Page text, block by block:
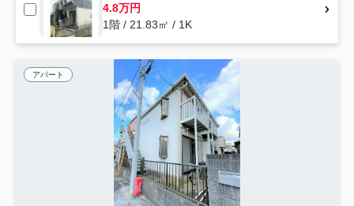
4.8万円
1階 / 21.83㎡ / 1K
アパート